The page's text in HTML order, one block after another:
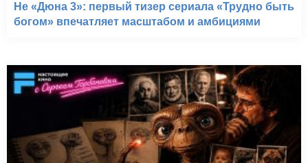
Не «Дюна 3»: первый тизер сериала «Трудно быть
богом» впечатляет масштабом и амбициями